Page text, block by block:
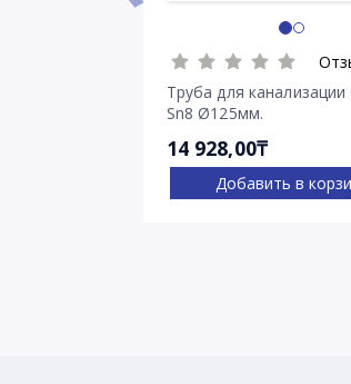
Труба для канализации
Sn8 Ø125мм.
14 928,00₸
Добавить в